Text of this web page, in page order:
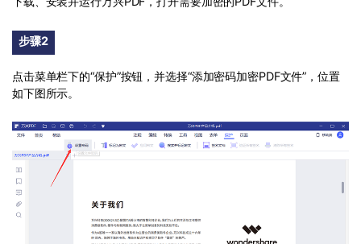
PDF OCR
步骤2
点击菜单栏下的“保护”按钮，并选择“添加密码加密PDF文件”，位置
如下图所示。